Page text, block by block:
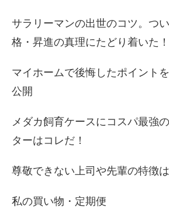
サラリーマンの出世のコツ。つ
格・昇進の真理にたどり着いた！
マイホームで後悔したポイント
公開
メダカ飼育ケースにコスパ最強
ターはコレだ！
尊敬できない上司や先輩の特徴は
私の買い物・定期便